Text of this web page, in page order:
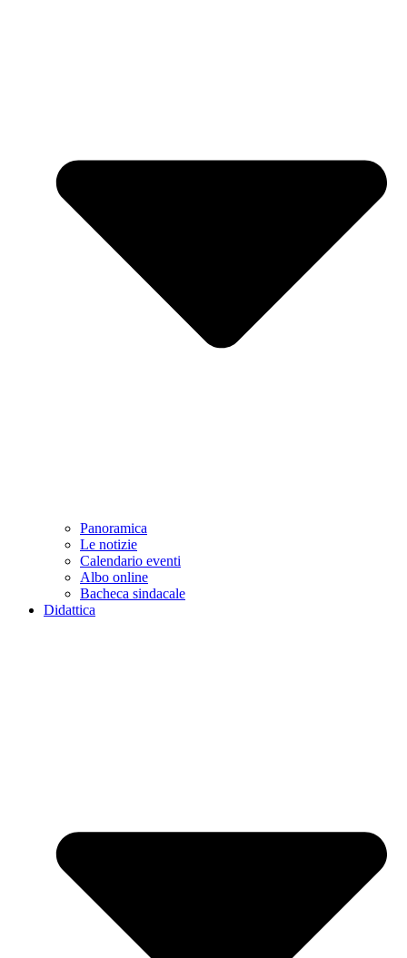
Panoramica
Le notizie
Calendario eventi
Albo online
Bacheca sindacale
Didattica